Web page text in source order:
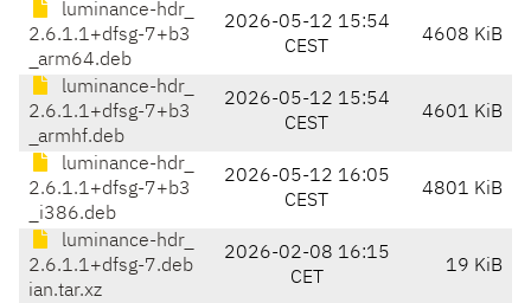
luminance-hdr_
2.6.1.1+dfsg-7+b3
_arm64.deb
2026-05-12 15:54
CEST
4608 KiB
luminance-hdr_
2.6.1.1+dfsg-7+b3
_armhf.deb
2026-05-12 15:54
CEST
4601 KiB
luminance-hdr_
2.6.1.1+dfsg-7+b3
_i386.deb
2026-05-12 16:05
CEST
4801 KiB
luminance-hdr_
2.6.1.1+dfsg-7.deb
ian.tar.xz
2026-02-08 16:15
CET
19 KiB